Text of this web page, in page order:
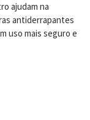
ajudam na
antiderrapantes
uso mais seguro e